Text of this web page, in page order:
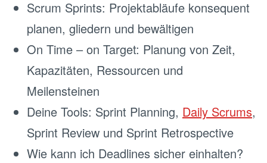
Scrum Sprints: Projektabläufe konsequent
planen, gliedern und bewältigen
On Time – on Target: Planung von Zeit,
Kapazitäten, Ressourcen und
Meilensteinen
Deine Tools: Sprint Planning, Daily Scrums,
Sprint Review und Sprint Retrospective
Wie kann ich Deadlines sicher einhalten?